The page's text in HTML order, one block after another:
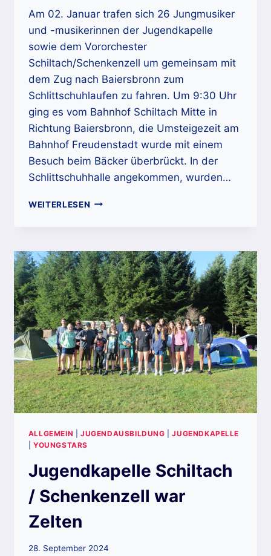
Am 02. Januar trafen sich 26 Jungmusiker
und -musikerinnen der Jugendkapelle
sowie dem Vororchester
Schiltach/Schenkenzell um gemeinsam mit
dem Zug nach Baiersbronn zum
Schlittschuhlaufen zu fahren. Um 9:30 Uhr
ging es vom Bahnhof Schiltach Mitte in
Richtung Baiersbronn, die Umsteigezeit am
Bahnhof Freudenstadt wurde mit einem
Besuch beim Bäcker überbrückt. In der
Schlittschuhhalle angekommen, wurden…
WEITERLESENJUNGE
BEIM
SCHLITTSCHUHLAUFEN
ALLGEMEIN |JUGENDAUSBILDUNG |JUGENDKAPELLE
|YOUNGSTARS
Jugendkapelle Schiltach
/ Schenkenzell war
Zelten
28. September 2024